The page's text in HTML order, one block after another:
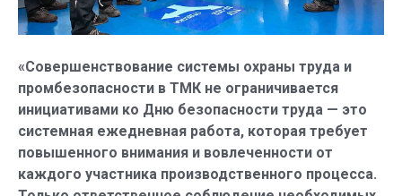
«Совершенствование системы охраны труда и
промбезопасности в ТМК не ограничивается
инициативами ко Дню безопасности труда — это
системная ежедневная работа, которая требует
повышенного внимания и вовлеченности от
каждого участника производственного процесса.